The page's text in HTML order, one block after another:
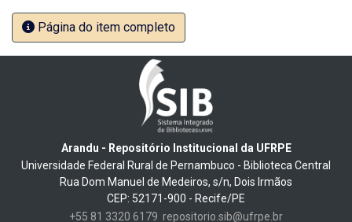
Página do item completo
Arandu - Repositório Institucional da UFRPE
Universidade Federal Rural de Pernambuco - Biblioteca Central
Rua Dom Manuel de Medeiros, s/n, Dois Irmãos
CEP: 52171-900 - Recife/PE
+55 81 3320 6179 repositorio.sib@ufrpe.br